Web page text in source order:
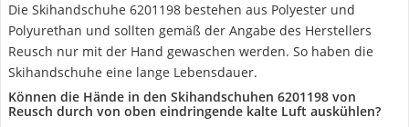
Die Skihandschuhe 6201198 bestehen aus Polyester und
Polyurethan und sollten gemäß der Angabe des Herstellers
Reusch nur mit der Hand gewaschen werden. So haben die
Skihandschuhe eine lange Lebensdauer.
Können die Hände in den Skihandschuhen 6201198 von
Reusch durch von oben eindringende kalte Luft auskühlen?